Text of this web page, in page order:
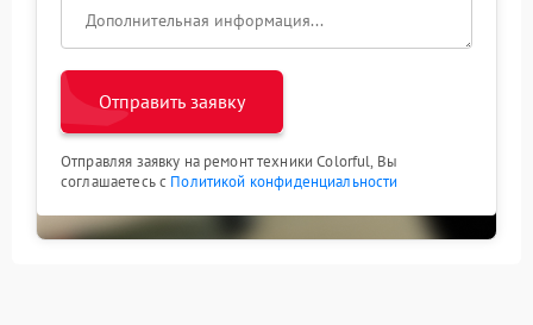
Отправить заявку
Отправляя заявку на ремонт техники Colorful, Вы
соглашаетесь с Политикой конфиденциальности